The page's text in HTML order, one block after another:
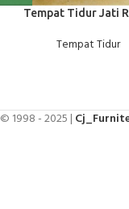
Tempat Tidur Jati
Tempat Tidur
© 1998 - 2025 |